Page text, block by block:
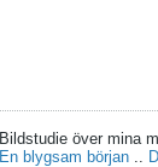
Bildstudie över mina
En blygsam början ..